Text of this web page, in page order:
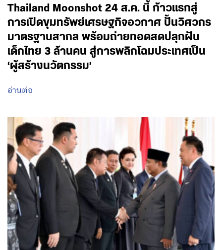
Thailand Moonshot 24 ส.ค. นี้ ก้าวแรกสู่
การเปิดขุมทรัพย์เศรษฐกิจอวกาศ ปั้นวิศวกร
มาตรฐานสากล พร้อมถ่ายทอดสดปลุกฝัน
เด็กไทย 3 ล้านคน สู่การพลิกโฉมประเทศเป็น
‘ผู้สร้างนวัตกรรม’
อ่านต่อ